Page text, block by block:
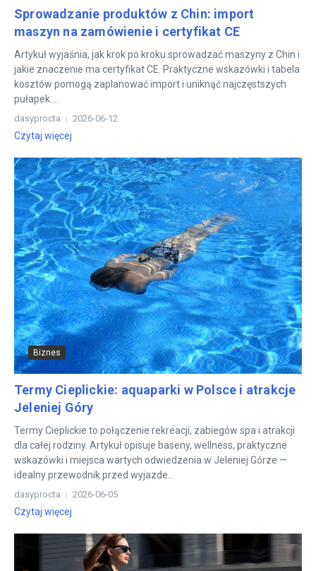
Sprowadzanie produktów z Chin: import
maszyn na zamówienie i certyfikat CE
Artykuł wyjaśnia, jak krok po kroku sprowadzać maszyny z Chin i
jakie znaczenie ma certyfikat CE. Praktyczne wskazówki i tabela
kosztów pomogą zaplanować import i uniknąć najczęstszych
pułapek....
dasyprocta 2026-06-12
Czytaj więcej
Biznes
Termy Cieplickie: aquaparki w Polsce i atrakcje
Jeleniej Góry
Termy Cieplickie to połączenie rekreacji, zabiegów spa i atrakcji
dla całej rodziny. Artykuł opisuje baseny, wellness, praktyczne
wskazówki i miejsca wartych odwiedzenia w Jeleniej Górze —
idealny przewodnik przed wyjazde...
dasyprocta 2026-06-05
Czytaj więcej